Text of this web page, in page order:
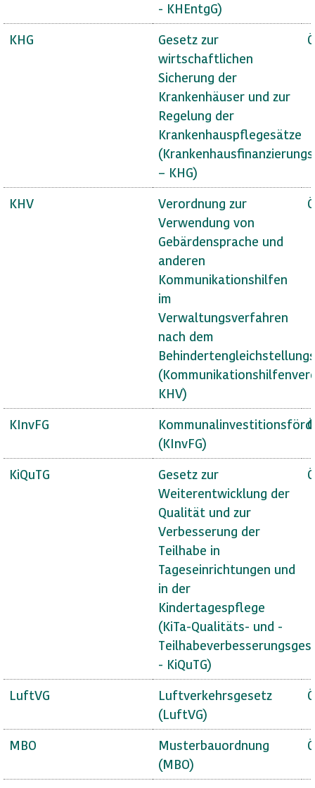
- KHEntgG)
KHG
Gesetz zur
wirtschaftlichen
Sicherung der
Krankenhäuser und zur
Regelung der
Krankenhauspflegesätze
– KHG)
KHV
Verordnung zur
Verwendung von
Gebärdensprache und
anderen
Kommunikationshilfen
im
Verwaltungsverfahren
nach dem
KHV)
KInvFG
(KInvFG)
KiQuTG
Gesetz zur
Weiterentwicklung der
Qualität und zur
Verbesserung der
Teilhabe in
Tageseinrichtungen und
in der
Kindertagespflege
(KiTa-Qualitäts- und -
- KiQuTG)
LuftVG
Luftverkehrsgesetz
(LuftVG)
MBO
Musterbauordnung
(MBO)